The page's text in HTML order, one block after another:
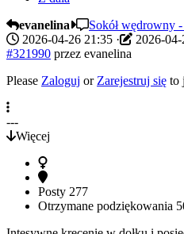
evanelina
Sokół wędrowny
2026-04-26 21:35 ·
2026-
#321990 przez evanelina
Please Zaloguj or Zarejestruj się to
---
Więcej
Posty 277
Otrzymane podziękowania